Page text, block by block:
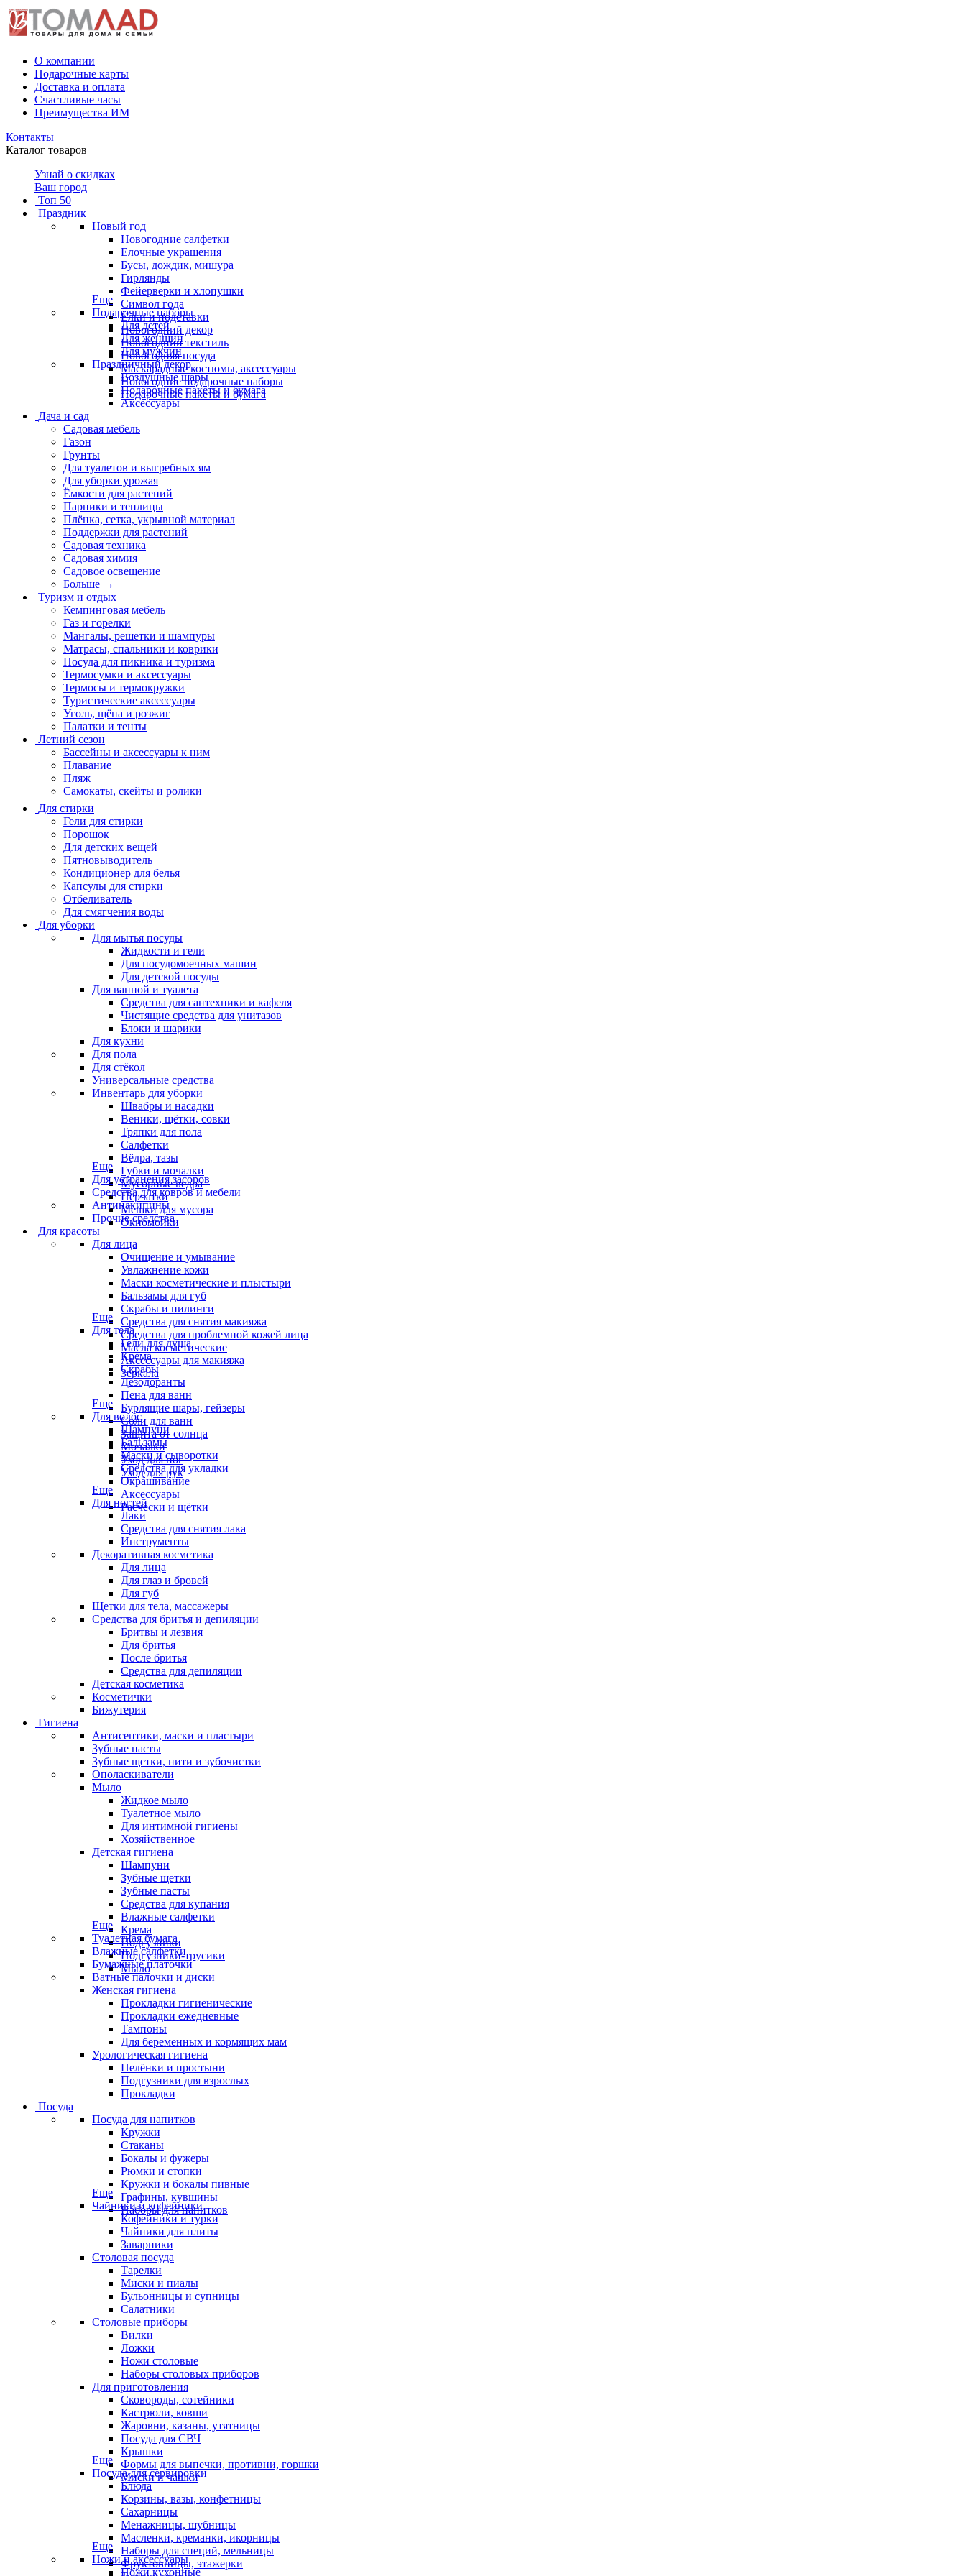
О компании
Подарочные карты
Доставка и оплата
Счастливые часы
Преимущества ИМ
Контакты
Каталог товаров
Узнай о скидках
Ваш город
Топ 50
Праздник
Новый год
Новогодние салфетки
Елочные украшения
Бусы, дождик, мишура
Гирлянды
Фейерверки и хлопушки
Символ года
Ёлки и подставки
Новогодний декор
Новогодний текстиль
Новогодняя посуда
Маскарадные костюмы, аксессуары
Новогодние подарочные наборы
Подарочные пакеты и бумага
Еще
Подарочные наборы
Для детей
Для женщин
Для мужчин
Праздничный декор
Воздушные шары
Подарочные пакеты и бумага
Аксессуары
Дача и сад
Садовая мебель
Газон
Грунты
Для туалетов и выгребных ям
Для уборки урожая
Ёмкости для растений
Парники и теплицы
Плёнка, сетка, укрывной материал
Поддержки для растений
Садовая техника
Садовая химия
Садовое освещение
Больше →
Туризм и отдых
Кемпинговая мебель
Газ и горелки
Мангалы, решетки и шампуры
Матрасы, cпальники и коврики
Посуда для пикника и туризма
Термосумки и аксессуары
Термосы и термокружки
Туристические аксессуары
Уголь, щёпа и розжиг
Палатки и тенты
Летний сезон
Бассейны и аксессуары к ним
Плавание
Пляж
Самокаты, скейты и ролики
Для стирки
Гели для стирки
Порошок
Для детских вещей
Пятновыводитель
Кондиционер для белья
Капсулы для стирки
Отбеливатель
Для смягчения воды
Для уборки
Для мытья посуды
Жидкости и гели
Для посудомоечных машин
Для детской посуды
Для ванной и туалета
Средства для сантехники и кафеля
Чистящие средства для унитазов
Блоки и шарики
Для кухни
Для пола
Для стёкол
Универсальные средства
Инвентарь для уборки
Швабры и насадки
Веники, щётки, совки
Тряпки для пола
Салфетки
Вёдра, тазы
Губки и мочалки
Мусорные ведра
Перчатки
Мешки для мусора
Окномойки
Еще
Для устранения засоров
Средства для ковров и мебели
Антинакипины
Прочие средства
Для красоты
Для лица
Очищение и умывание
Увлажнение кожи
Маски косметические и плыстыри
Бальзамы для губ
Скрабы и пилинги
Средства для снятия макияжа
Средства для проблемной кожей лица
Масла косметические
Аксессуары для макияжа
Зеркала
Еще
Для тела
Гели для душа
Крема
Скрабы
Дезодоранты
Пена для ванн
Бурлящие шары, гейзеры
Соли для ванн
Защита от солнца
Мочалки
Уход для ног
Уход для рук
Еще
Для волос
Шампуни
Бальзамы
Маски и сыворотки
Средства для укладки
Окрашивание
Аксессуары
Расчёски и щётки
Еще
Для ногтей
Лаки
Средства для снятия лака
Инструменты
Декоративная косметика
Для лица
Для глаз и бровей
Для губ
Щетки для тела, массажеры
Средства для бритья и депиляции
Бритвы и лезвия
Для бритья
После бритья
Средства для депиляции
Детская косметика
Косметички
Бижутерия
Гигиена
Антисептики, маски и пластыри
Зубные пасты
Зубные щетки, нити и зубочистки
Ополаскиватели
Мыло
Жидкое мыло
Туалетное мыло
Для интимной гигиены
Хозяйственное
Детская гигиена
Шампуни
Зубные щетки
Зубные пасты
Средства для купания
Влажные салфетки
Крема
Подгузники
Подгузники-трусики
Мыло
Еще
Туалетная бумага
Влажные салфетки
Бумажные платочки
Ватные палочки и диски
Женская гигиена
Прокладки гигиенические
Прокладки ежедневные
Тампоны
Для беременных и кормящих мам
Урологическая гигиена
Пелёнки и простыни
Подгузники для взрослых
Прокладки
Посуда
Посуда для напитков
Кружки
Стаканы
Бокалы и фужеры
Рюмки и стопки
Кружки и бокалы пивные
Графины, кувшины
Наборы для напитков
Еще
Чайники и кофейники
Кофейники и турки
Чайники для плиты
Заварники
Столовая посуда
Тарелки
Миски и пиалы
Бульонницы и супницы
Салатники
Столовые приборы
Вилки
Ложки
Ножи столовые
Наборы столовых приборов
Для приготовления
Сковороды, сотейники
Кастрюли, ковши
Жаровни, казаны, утятницы
Посуда для СВЧ
Крышки
Формы для выпечки, противни, горшки
Миски и чашки
Еще
Посуда для сервировки
Блюда
Корзины, вазы, конфетницы
Сахарницы
Менажницы, шубницы
Масленки, креманки, икорницы
Наборы для специй, мельницы
Фруктовницы, этажерки
Еще
Ножи и аксессуары
Ножи кухонные